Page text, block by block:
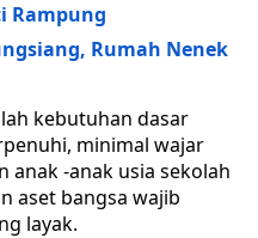
Rampung
Rumah Nenek
kebutuhan dasar
minimal wajar
anak -anak usia sekolah
aset bangsa wajib
layak.